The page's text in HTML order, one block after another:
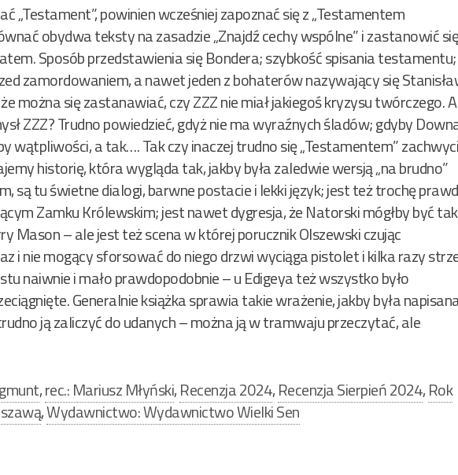
„Testament”, powinien wcześniej zapoznać się z „Testamentem
obydwa teksty na zasadzie „Znajdź cechy wspólne” i zastanowić
Sposób przedstawienia się Bondera; szybkość spisania testamentu;
zamordowaniem, a nawet jeden z bohaterów nazywający się
można się zastanawiać, czy ZZZ nie miał jakiegoś kryzysu twórczego. A
ZZZ? Trudno powiedzieć, gdyż nie ma wyraźnych śladów; gdyby
wątpliwości, a tak…. Tak czy inaczej trudno się „Testamentem”
historię, która wygląda tak, jakby była zaledwie wersją „na brudno”
są tu świetne dialogi, barwne postacie i lekki język; jest też trochę
Zamku Królewskim; jest nawet dygresja, że Natorski mógłby być
– ale jest też scena w której porucznik Olszewski czując
i nie mogący sforsować do niego drzwi wyciąga pistolet i kilka razy
naiwnie i mało prawdopodobnie – u Edigeya też wszystko było
Generalnie książka sprawia takie wrażenie, jakby była
ją zaliczyć do udanych – można ją w tramwaju przeczytać, ale
,rec.: Mariusz Młyński,Recenzja 2024,Recenzja Sierpień 2024,Rok
,Wydawnictwo: Wydawnictwo Wielki Sen